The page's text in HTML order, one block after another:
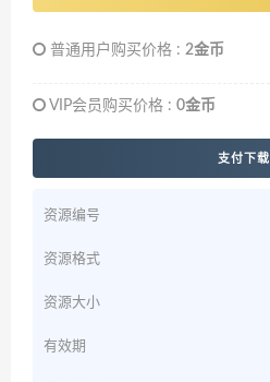
普通用户购买价格 : 2金币
VIP会员购买价格 : 0金币
支付下载
资源编号
资源格式
资源大小
有效期